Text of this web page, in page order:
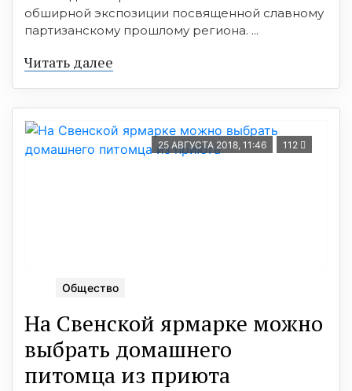
обширной экспозиции посвященной славному
партизанскому прошлому региона. ...
Читать далее
25 АВГУСТА 2018, 11:46 112
Общество
На Свенской ярмарке можно
выбрать домашнего
питомца из приюта